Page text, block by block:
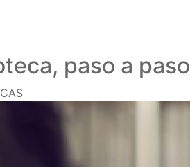
paso a paso